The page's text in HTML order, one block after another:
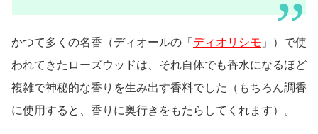
かつて多くの名香（ディオールの「 ディオリシモ 」）で使
われてきたローズウッドは、それ自体でも香水になるほど
複雑で神秘的な香りを生み出す香料でした（もちろん調香
に使用すると、香りに奥行きをもたらしてくれます）。